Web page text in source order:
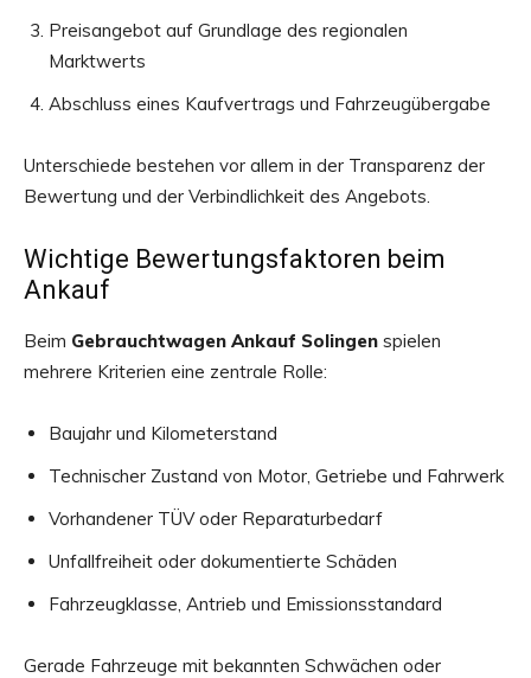
Preisangebot auf Grundlage des regionalen
Marktwerts
Abschluss eines Kaufvertrags und Fahrzeugübergabe
Unterschiede bestehen vor allem in der Transparenz der
Bewertung und der Verbindlichkeit des Angebots.
Wichtige Bewertungsfaktoren beim
Ankauf
Beim Gebrauchtwagen Ankauf Solingen spielen
mehrere Kriterien eine zentrale Rolle:
Baujahr und Kilometerstand
Technischer Zustand von Motor, Getriebe und Fahrwerk
Vorhandener TÜV oder Reparaturbedarf
Unfallfreiheit oder dokumentierte Schäden
Fahrzeugklasse, Antrieb und Emissionsstandard
Gerade Fahrzeuge mit bekannten Schwächen oder